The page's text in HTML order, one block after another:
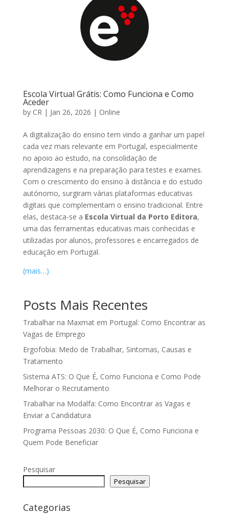
Escola Virtual Grátis: Como Funciona e Como
Aceder
by CR | Jan 26, 2026 | Online
A digitalização do ensino tem vindo a ganhar um papel
cada vez mais relevante em Portugal, especialmente
no apoio ao estudo, na consolidação de
aprendizagens e na preparação para testes e exames.
Com o crescimento do ensino à distância e do estudo
autónomo, surgiram várias plataformas educativas
digitais que complementam o ensino tradicional. Entre
elas, destaca-se a Escola Virtual da Porto Editora,
uma das ferramentas educativas mais conhecidas e
utilizadas por alunos, professores e encarregados de
educação em Portugal.
(mais…)
Posts Mais Recentes
Trabalhar na Maxmat em Portugal: Como Encontrar as
Vagas de Emprego
Ergofobia: Medo de Trabalhar, Sintomas, Causas e
Tratamento
Sistema ATS: O Que É, Como Funciona e Como Pode
Melhorar o Recrutamento
Trabalhar na Modalfa: Como Encontrar as Vagas e
Enviar a Candidatura
Programa Pessoas 2030: O Que É, Como Funciona e
Quem Pode Beneficiar
Pesquisar
Pesquisar
Categorias